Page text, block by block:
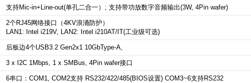
支持Mic-in+Line-out(单孔二合一）; 支持带功放数字音频输出(3W, 4Pin wafer)
2个RJ45网络接口（4KV浪涌防护）
LAN1: Intel i219V, LAN2: Intel i210AT/IT(工业级可选)
后板边4个USB3.2 Gen2x1 10GbType-A,
3 x I2C 1Mbps, 1 x SMBus, 4Pin wafer接口
6串口：COM1, COM2支持 RS232/422/485(BIOS设置) COM3~6支持RS232